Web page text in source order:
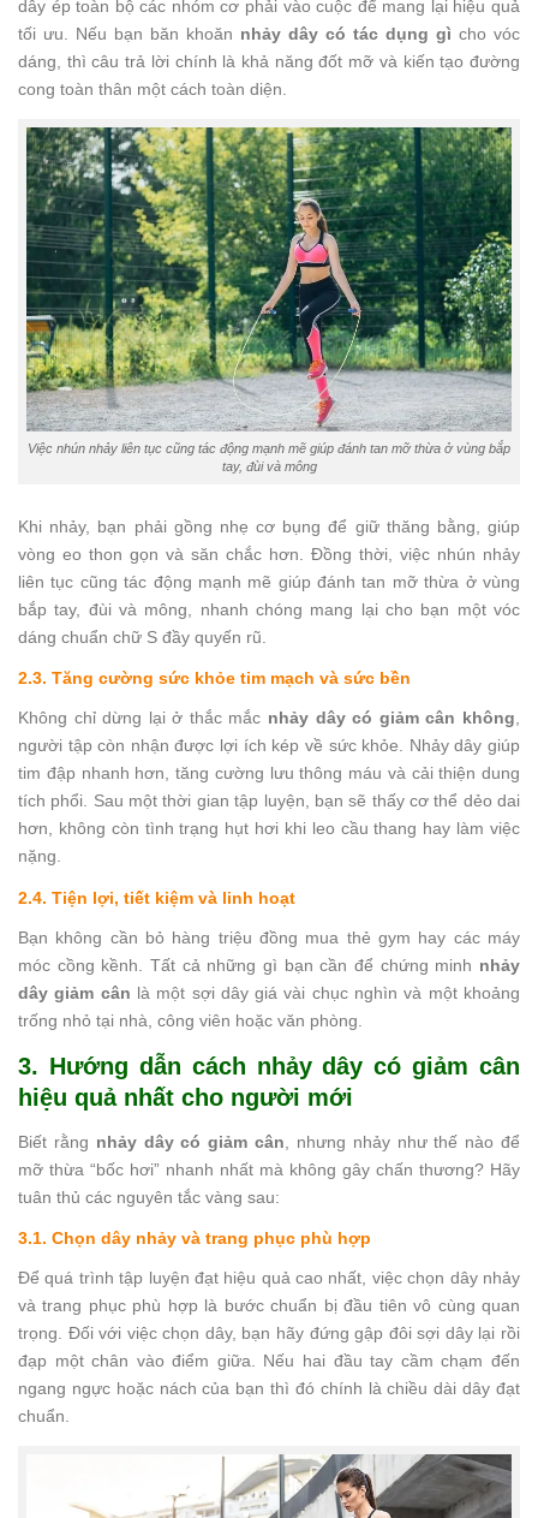
dây ép toàn bộ các nhóm cơ phải vào cuộc để mang lại hiệu quả
tối ưu. Nếu bạn băn khoăn nhảy dây có tác dụng gì cho vóc
dáng, thì câu trả lời chính là khả năng đốt mỡ và kiến tạo đường
cong toàn thân một cách toàn diện.
Việc nhún nhảy liên tục cũng tác động mạnh mẽ giúp đánh tan mỡ thừa ở vùng bắp
tay, đùi và mông
Khi nhảy, bạn phải gồng nhẹ cơ bụng để giữ thăng bằng, giúp
vòng eo thon gọn và săn chắc hơn. Đồng thời, việc nhún nhảy
liên tục cũng tác động mạnh mẽ giúp đánh tan mỡ thừa ở vùng
bắp tay, đùi và mông, nhanh chóng mang lại cho bạn một vóc
dáng chuẩn chữ S đầy quyến rũ.
2.3. Tăng cường sức khỏe tim mạch và sức bền
Không chỉ dừng lại ở thắc mắc nhảy dây có giảm cân không,
người tập còn nhận được lợi ích kép về sức khỏe. Nhảy dây giúp
tim đập nhanh hơn, tăng cường lưu thông máu và cải thiện dung
tích phổi. Sau một thời gian tập luyện, bạn sẽ thấy cơ thể dẻo dai
hơn, không còn tình trạng hụt hơi khi leo cầu thang hay làm việc
nặng.
2.4. Tiện lợi, tiết kiệm và linh hoạt
Bạn không cần bỏ hàng triệu đồng mua thẻ gym hay các máy
móc cồng kềnh. Tất cả những gì bạn cần để chứng minh nhảy
dây giảm cân là một sợi dây giá vài chục nghìn và một khoảng
trống nhỏ tại nhà, công viên hoặc văn phòng.
3. Hướng dẫn cách nhảy dây có giảm cân
hiệu quả nhất cho người mới
Biết rằng nhảy dây có giảm cân , nhưng nhảy như thế nào để
mỡ thừa “bốc hơi” nhanh nhất mà không gây chấn thương? Hãy
tuân thủ các nguyên tắc vàng sau:
3.1. Chọn dây nhảy và trang phục phù hợp
Để quá trình tập luyện đạt hiệu quả cao nhất, việc chọn dây nhảy
và trang phục phù hợp là bước chuẩn bị đầu tiên vô cùng quan
trọng. Đối với việc chọn dây, bạn hãy đứng gập đôi sợi dây lại rồi
đạp một chân vào điểm giữa. Nếu hai đầu tay cầm chạm đến
ngang ngực hoặc nách của bạn thì đó chính là chiều dài dây đạt
chuẩn.